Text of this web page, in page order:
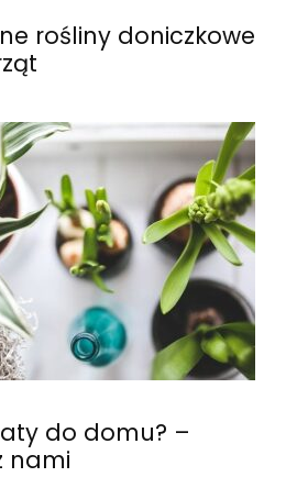
rośliny doniczkowe
do domu? –
nami